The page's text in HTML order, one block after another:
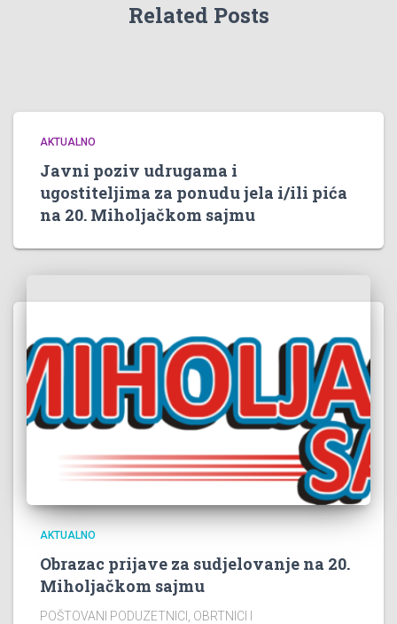
Related Posts
AKTUALNO
Javni poziv udrugama i
ugostiteljima za ponudu jela i/ili pića
na 20. Miholjačkom sajmu
AKTUALNO
Obrazac prijave za sudjelovanje na 20.
Miholjačkom sajmu
POŠTOVANI PODUZETNICI, OBRTNICI I